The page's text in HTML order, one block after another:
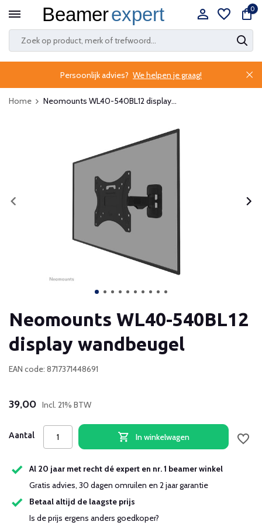
0
Persoonlijk advies? We helpen je graag!
Home Neomounts WL40-540BL12 display...
Neomounts WL40-540BL12
display wandbeugel
EAN code: 8717371448691
39,00 Incl. 21% BTW
Aantal In winkelwagen
Al 20 jaar met recht dé expert en nr. 1 beamer winkel
Gratis advies, 30 dagen omruilen en 2 jaar garantie
Betaal altijd de laagste prijs
Is de prijs ergens anders goedkoper?